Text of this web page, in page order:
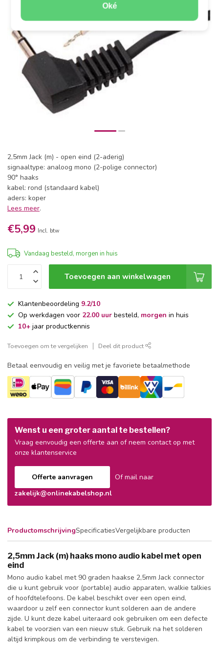
Oké
2,5mm Jack (m) - open eind (2-aderig)
signaaltype: analoog mono (2-polige connector)
90° haaks
kabel: rond (standaard kabel)
aders: koper
Lees meer.
€5,99 Incl. btw
Vandaag besteld, morgen in huis
Toevoegen aan winkelwagen
Klantenbeoordeling 9.2/10
Op werkdagen voor 22.00 uur besteld, morgen in huis
10+ jaar productkennis
Toevoegen om te vergelijken Deel dit product
Betaal eenvoudig en veilig met je favoriete betaalmethode
Wenst u een groter aantal te bestellen?
Vraag eenvoudig een offerte aan of neem contact op met
onze klantenservice
Offerte aanvragen
Of mail naar
zakelijk@onlinekabelshop.nl
ProductomschrijvingSpecificatiesVergelijkbare producten
2,5mm Jack (m) haaks mono audio kabel met open
eind
Mono audio kabel met 90 graden haakse 2,5mm Jack connector
die u kunt gebruik voor (portable) audio apparaten, walkie talkies
of hoofdtelefoons. De kabel beschikt over een open eind,
waardoor u zelf een connector kunt solderen aan de andere
zijde. U kunt deze kabel uiteraard ook gebruiken om een defecte
kabel te voorzien van een nieuw stuk. Gebruik na het solderen
altijd krimpkous om de verbinding te verstevigen.